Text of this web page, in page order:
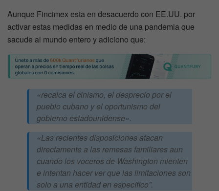
Aunque Fincimex esta en desacuerdo con EE.UU. por
activar estas medidas en medio de una pandemia que
sacude al mundo entero y adiciono que:
«recalca el cinismo, el desprecio por el
pueblo cubano y el oportunismo del
gobierno estadounidense».
«Las recientes disposiciones atacan
directamente a las remesas familiares aun
cuando los voceros de Washington mienten
e intentan hacer ver que las limitaciones son
solo a una entidad en específico”.